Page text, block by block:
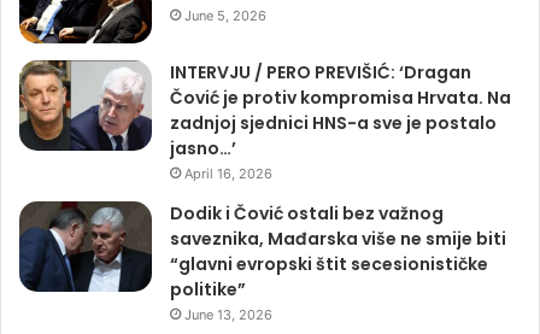
June 5, 2026
INTERVJU / PERO PREVIŠIĆ: ‘Dragan
Čović je protiv kompromisa Hrvata. Na
zadnjoj sjednici HNS-a sve je postalo
jasno…’
April 16, 2026
Dodik i Čović ostali bez važnog
saveznika, Mađarska više ne smije biti
“glavni evropski štit secesionističke
politike”
June 13, 2026